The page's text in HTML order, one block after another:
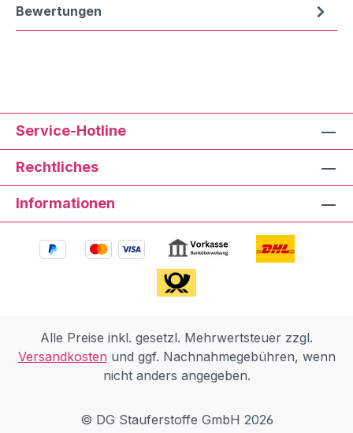
Bewertungen
Service-Hotline
Rechtliches
Informationen
Alle Preise inkl. gesetzl. Mehrwertsteuer zzgl.
Versandkosten und ggf. Nachnahmegebühren, wenn
nicht anders angegeben.
© DG Stauferstoffe GmbH 2026